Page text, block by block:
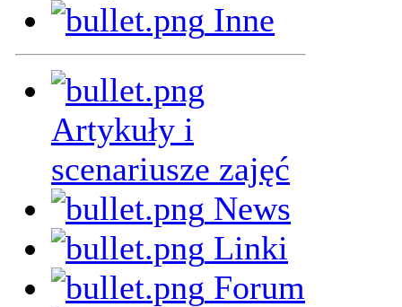
Inne
Artykuły i
scenariusze zajęć
News
Linki
Forum